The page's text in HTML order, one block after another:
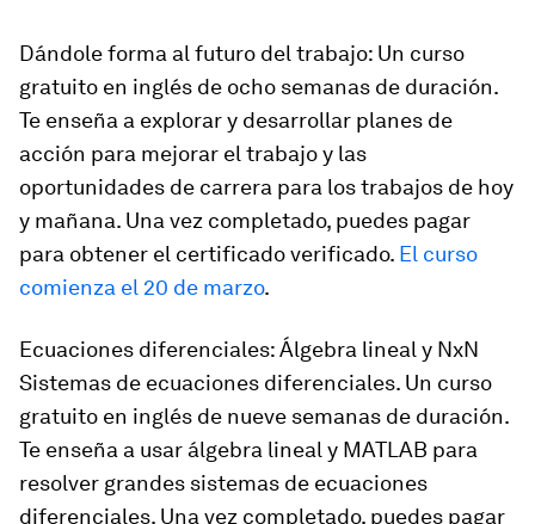
Dándole forma al futuro del trabajo: Un curso
gratuito en inglés de ocho semanas de duración.
Te enseña a explorar y desarrollar planes de
acción para mejorar el trabajo y las
oportunidades de carrera para los trabajos de hoy
y mañana. Una vez completado, puedes pagar
para obtener el certificado verificado. El curso
comienza el 20 de marzo.
Ecuaciones diferenciales: Álgebra lineal y NxN
Sistemas de ecuaciones diferenciales. Un curso
gratuito en inglés de nueve semanas de duración.
Te enseña a usar álgebra lineal y MATLAB para
resolver grandes sistemas de ecuaciones
diferenciales. Una vez completado, puedes pagar